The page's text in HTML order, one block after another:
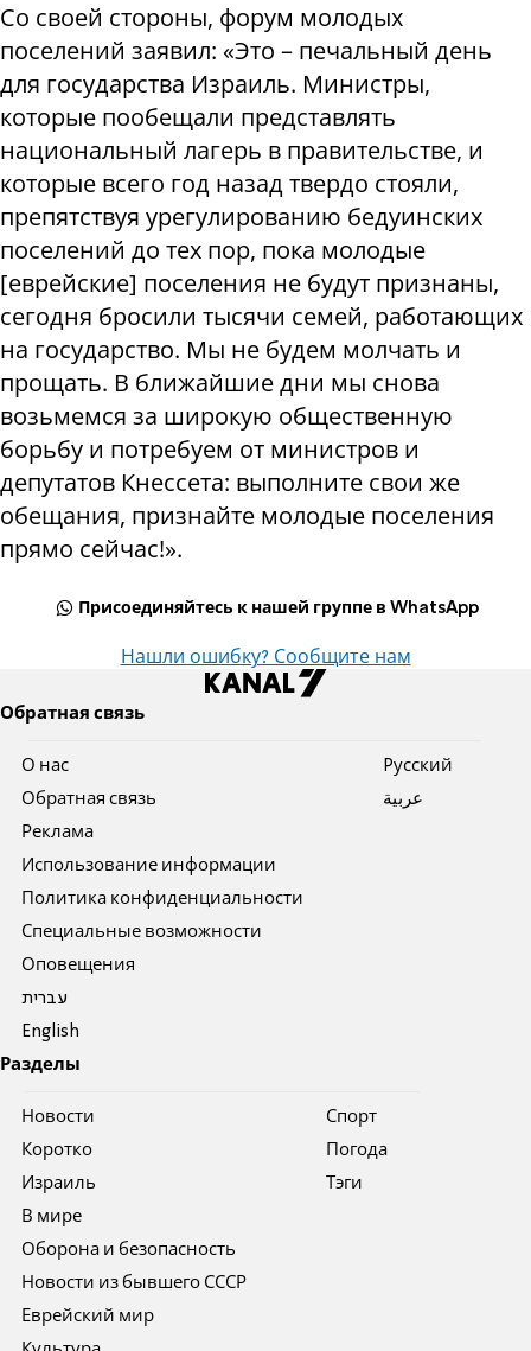
Со своей стороны, форум молодых
поселений заявил: «Это – печальный день
для государства Израиль. Министры,
которые пообещали представлять
национальный лагерь в правительстве, и
которые всего год назад твердо стояли,
препятствуя урегулированию бедуинских
поселений до тех пор, пока молодые
[еврейские] поселения не будут признаны,
сегодня бросили тысячи семей, работающих
на государство. Мы не будем молчать и
прощать. В ближайшие дни мы снова
возьмемся за широкую общественную
борьбу и потребуем от министров и
депутатов Кнессета: выполните свои же
обещания, признайте молодые поселения
прямо сейчас!».
Присоединяйтесь к нашей группе в WhatsApp
Нашли ошибку? Сообщите нам
Обратная связь
О нас
Обратная связь
Реклама
Использование информации
Политика конфиденциальности
Специальные возможности
Оповещения
עברית
English
Pусский
عربية
Разделы
Новости
Коротко
Израиль
В мире
Оборона и безопасность
Новости из бывшего СССР
Еврейский мир
Спорт
Погода
Тэги